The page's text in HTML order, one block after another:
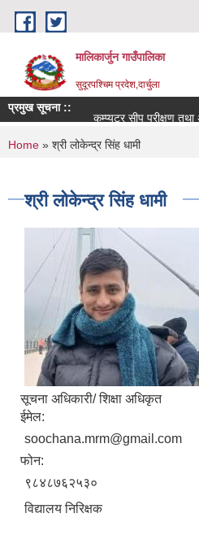
Skip to main content
मालिकार्जुन गाउँपालिका
सुदूरपश्चिम प्रदेश,दार्चुला
प्रमुख सूचना ::
कम्प्युटर सीप परीक्षण तथा
You are here
Home » श्री लोकेन्द्र सिंह धामी
श्री लोकेन्द्र सिंह धामी
सूचना अधिकारी/ शिक्षा अधिकृत
ईमेल:
soochana.mrm@gmail.com
फोन:
९८४८७६२५३०
विद्यालय निरिक्षक